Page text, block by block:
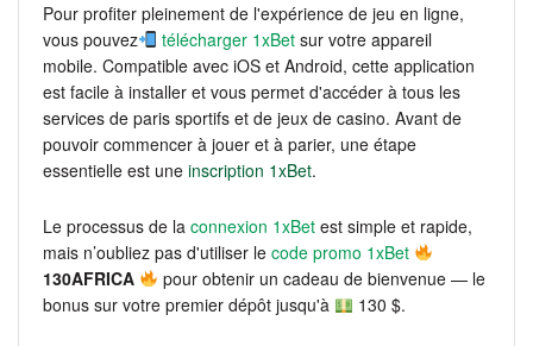
Pour profiter pleinement de l'expérience de jeu en ligne,
vous pouvez
télécharger 1xBet sur votre appareil
mobile. Compatible avec iOS et Android, cette application
est facile à installer et vous permet d'accéder à tous les
services de paris sportifs et de jeux de casino. Avant de
pouvoir commencer à jouer et à parier, une étape
essentielle est une inscription 1xBet.
Le processus de la connexion 1xBet est simple et rapide,
mais n’oubliez pas d'utiliser le code promo 1xBet
130AFRICA
pour obtenir un cadeau de bienvenue — le
bonus sur votre premier dépôt jusqu'à
130 $.